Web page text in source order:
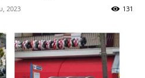
2023 131